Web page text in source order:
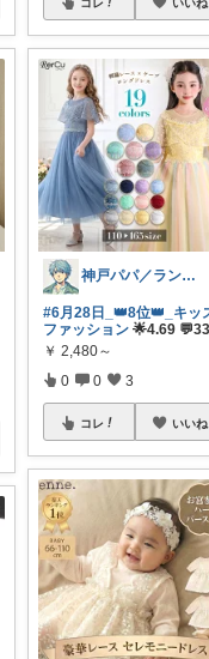
神戸パパ／ランキング＆レビュー毎日掲載
#6月28日_👑8位👑_キッ
ファッション 🌟4.69 💬33
￥ 2,480～
0 0 3
コレ いいね